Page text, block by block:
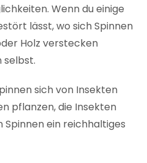
Wenn du einige
lässt, wo sich Spinnen
Holz verstecken
selbst.
sich von Insekten
pflanzen, die Insekten
Spinnen ein reichhaltiges